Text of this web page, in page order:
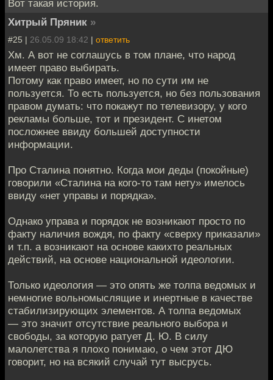
Вот такая история.
Хитрый Пряник »
#25 | 26.05.09 18:42 | ответить
Хм. А вот не соглашусь в том плане, что народ
имеет право выбирать.
Потому как право имеет, но по сути им не
пользуется. То есть пользуется, но без пользования
правом думать: что покажут по телевизору, у кого
рекламы больше, тот и президент. С инетом
посложнее ввиду большей доступности
информации.
Про Сталина понятно. Когда мои деды (покойные)
говорили «Сталина на кого-то там нету» имелось
ввиду «нет управы и порядка».
Однако управа и порядок не возникают просто по
факту наличия вождя, по факту «сверху приказали»
и т.п. а возникают на основе какихто реальных
действий, на основе национальной идеологии.
Только идеология — это опять же толпа ведомых и
немногие вольномыслящие и инертные в качестве
стабилизирующих элементов. А толпа ведомых
— это значит отсутствие реального выбора и
свободы, за которую ратует Д. Ю. В силу
малолетства я плохо понимаю, о чем этот ДЮ
говорит, но на всякий случай тут высрусь.